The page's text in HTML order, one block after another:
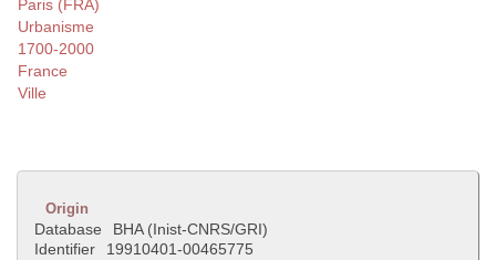
Paris (FRA)
Urbanisme
1700-2000
France
Ville
Origin
Database
BHA (Inist-CNRS/GRI)
Identifier
19910401-00465775